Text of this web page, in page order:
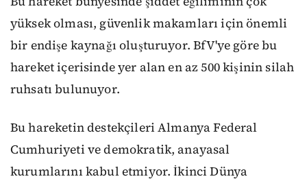
yüksek olması, güvenlik makamları için önemli
bir endişe kaynağı oluşturuyor. BfV'ye göre bu
hareket içerisinde yer alan en az 500 kişinin silah
ruhsatı bulunuyor.
Bu hareketin destekçileri Almanya Federal
Cumhuriyeti ve demokratik, anayasal
kurumlarını kabul etmiyor. İkinci Dünya